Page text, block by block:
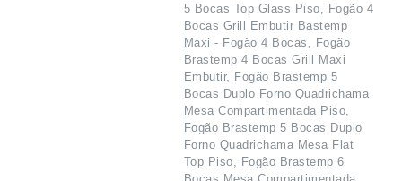
5 Bocas Top Glass Piso, Fogão 4
Bocas Grill Embutir Bastemp
Maxi - Fogão 4 Bocas, Fogão
Brastemp 4 Bocas Grill Maxi
Embutir, Fogão Brastemp 5
Bocas Duplo Forno Quadrichama
Mesa Compartimentada Piso,
Fogão Brastemp 5 Bocas Duplo
Forno Quadrichama Mesa Flat
Top Piso, Fogão Brastemp 6